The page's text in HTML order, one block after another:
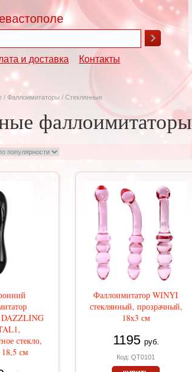
и доставка Контакты
/ Фаллоимитаторы / Стеклянные
фаллоимитаторы
стекло,
см
Фаллоимитатор WINYI
стеклянный, прозрачный,
18х3 см
1195 руб.
Код: QT0101